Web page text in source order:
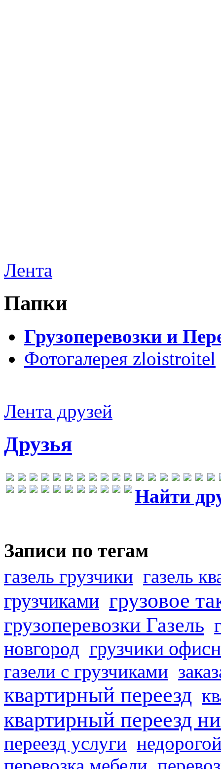
Лента
Папки
Грузоперевозки и
Фотогалерея zloistroitel
Лента друзей
Друзья
Найти
Записи по тегам
газель грузчики газель
грузчиками грузовое
грузоперевозки Газель
новгород грузчики
газели с грузчиками
квартирный переезд
квартирный переезд
переезд услуги